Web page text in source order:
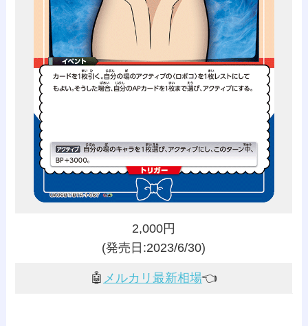
2,000円
(発売日:2023/6/30)
🤖 メルカリ最新相場👈️